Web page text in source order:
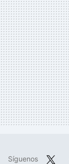
Síguenos